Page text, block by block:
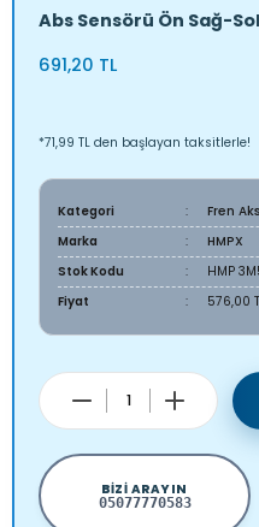
Abs Sensörü Ön Sağ-
691,20 TL
*71,99 TL den başlayan taksitlerle!
Kategori
Fren
Marka
HMPX
Stok Kodu
HMP
Fiyat
576,00
BIZI ARAYIN
05077770583